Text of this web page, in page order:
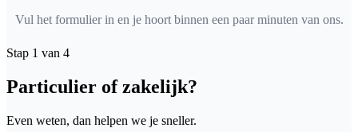
Vul het formulier in en je hoort binnen een paar minuten van ons.
Stap 1 van 4
Particulier of zakelijk?
Even weten, dan helpen we je sneller.